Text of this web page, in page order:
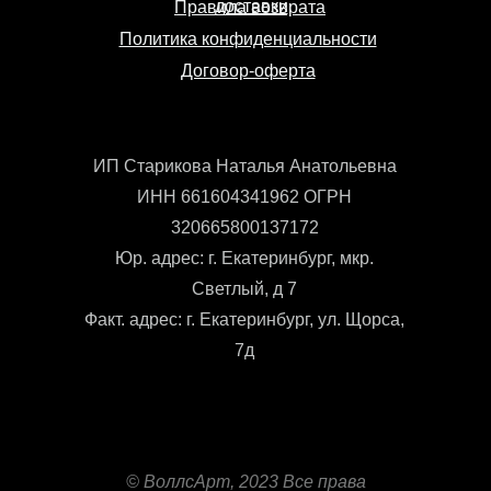
ИП Старикова Наталья Анатольевна
ИНН 661604341962 ОГРН
320665800137172
Юр. адрес: г. Екатеринбург, мкр.
Светлый, д 7
Факт. адрес: г. Екатеринбург, ул. Щорса,
7д
Политика конфиденциальности
доставки
Правила возврата
Договор-оферта
© ВоллсАрт, 2023 Все права